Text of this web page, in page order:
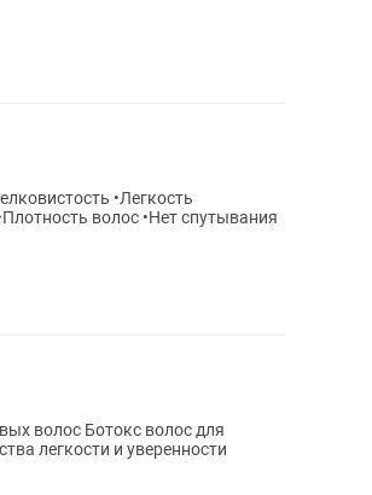
волос Ботокс волос для